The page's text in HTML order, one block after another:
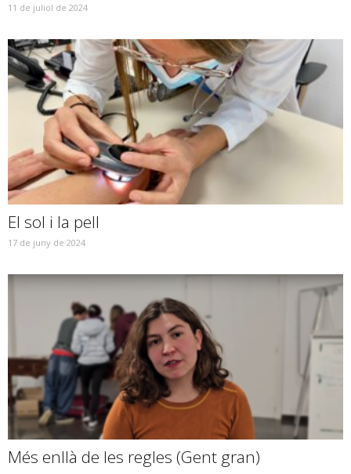
11 de juliol de 2024
El sol i la pell
17 de juny de 2024
Més enllà de les regles (Gent gran)